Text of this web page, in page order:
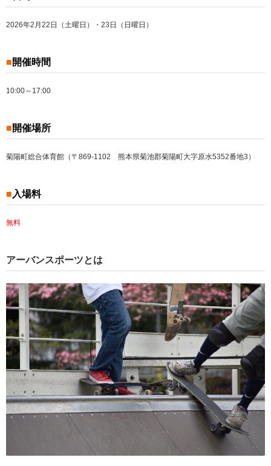
2026年2月22日（土曜日）・23日（日曜日）
■開催時間
10:00～17:00
■開催場所
菊陽町総合体育館（〒869-1102 熊本県菊池郡菊陽町大字原水5352番地3）
■ 入場料
無料
アーバンスポーツとは